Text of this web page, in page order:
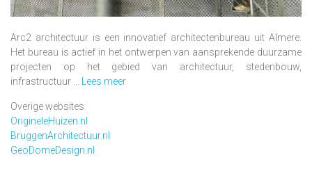
Arc2 architectuur is een innovatief architectenbureau uit Almere.
Het bureau is actief in het ontwerpen van aansprekende duurzame
projecten op het gebied van architectuur, stedenbouw,
infrastructuur ... Lees meer
Overige websites:
OrigineleHuizen.nl
BruggenArchitectuur.nl
GeoDomeDesign.nl